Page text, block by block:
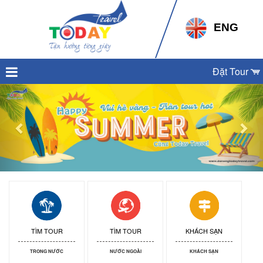
ENG
Đặt Tour
Previous
TÌM TOUR
TRONG NƯỚC
TÌM TOUR
NƯỚC NGOÀI
KHÁCH SẠN
KHÁCH SẠN